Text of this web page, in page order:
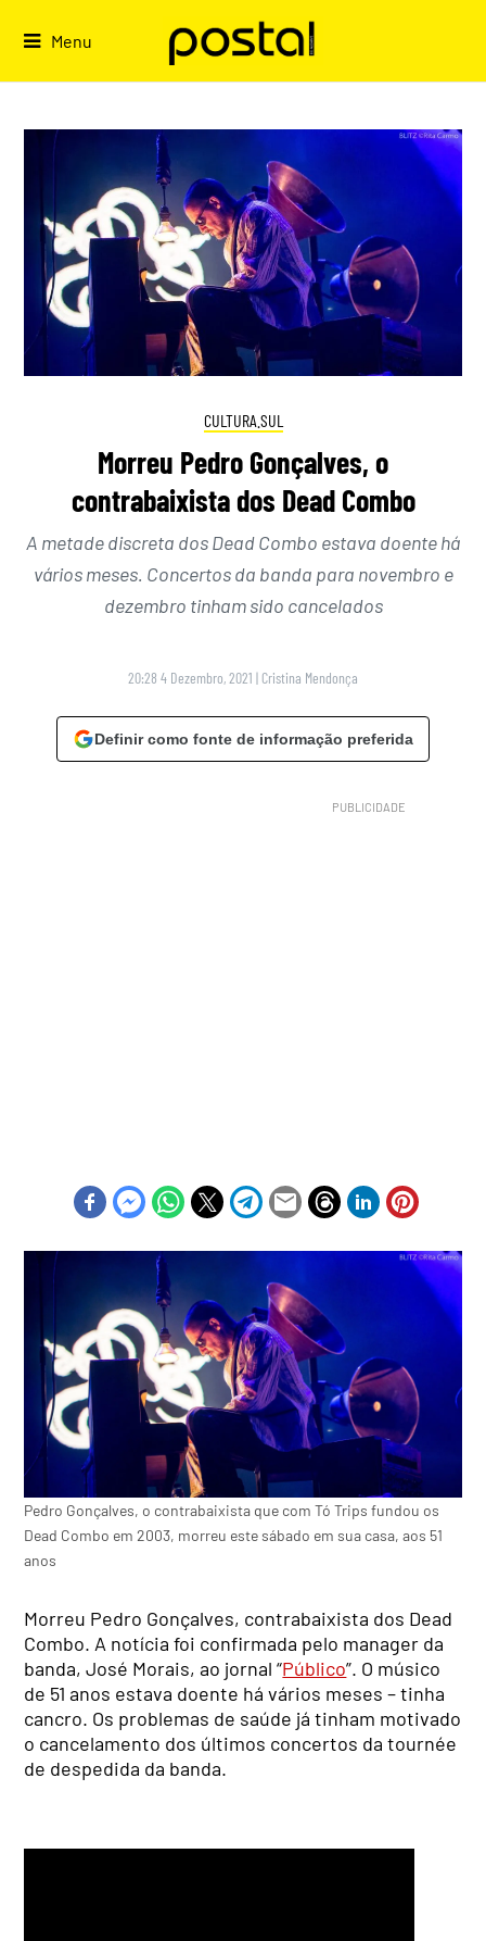
Menu
CULTURA.SUL
Morreu Pedro Gonçalves, o
contrabaixista dos Dead Combo
A metade discreta dos Dead Combo estava doente há
vários meses. Concertos da banda para novembro e
dezembro tinham sido cancelados
20:28 4 Dezembro, 2021 | Cristina Mendonça
Definir como fonte de informação preferida
Pedro Gonçalves, o contrabaixista que com Tó Trips fundou os
Dead Combo em 2003, morreu este sábado em sua casa, aos 51
anos
Morreu Pedro Gonçalves, contrabaixista dos Dead
Combo. A notícia foi confirmada pelo manager da
banda, José Morais, ao jornal “Público”. O músico
de 51 anos estava doente há vários meses – tinha
cancro. Os problemas de saúde já tinham motivado
o cancelamento dos últimos concertos da tournée
de despedida da banda.